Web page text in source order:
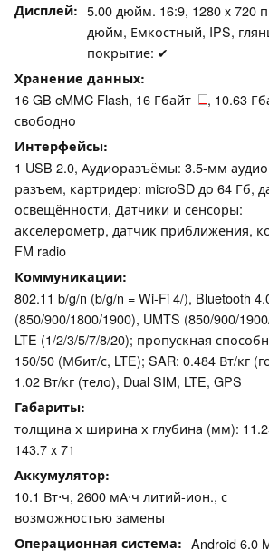
Дисплей
5.00 дюйм. 16:9, 1280 x 720
дюйм, Емкостный, IPS,
покрытие: ✔
Хранение данных
16 GB eMMC Flash, 16 Гбайт
, 10.63
свободно
Интерфейсы
1 USB 2.0, Аудиоразъёмы: 3.5-мм аудио
разъем, картридер: microSD до 64 Гб,
освещённости, Датчики и сенсоры:
акселерометр, датчик приближения,
FM radio
Коммуникации
802.11 b/g/n (b/g/n = Wi-Fi 4/), Bluetooth
(850/​900/​1800/​1900), UMTS (850/​900/​
LTE (1/2/3/5/7/8/20); пропускная
150/50 (Мбит/с, LTE); SAR: 0.484 Вт/кг
1.02 Вт/кг (тело), Dual SIM, LTE, GPS
Габариты
толщина х ширина х глубина (мм):
143.7 x 71
Аккумулятор
10.1 Вт⋅ч, 2600 мА⋅ч литий-ион., с
возможностью замены
Операционная система Android 6.0